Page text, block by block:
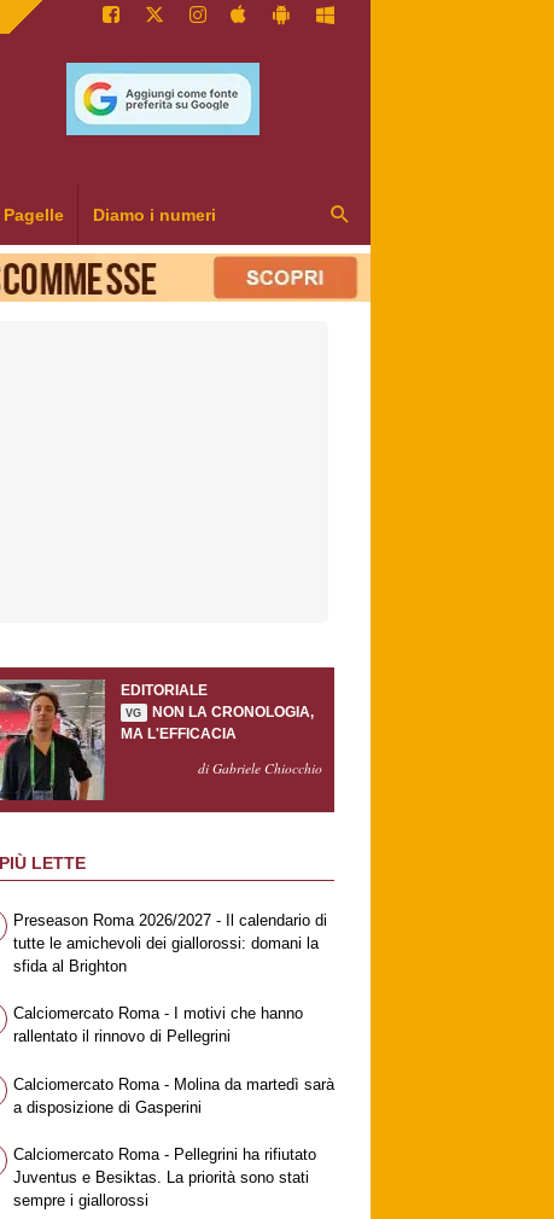
Pagelle Diamo i numeri
EDITORIALE
VG
NON LA CRONOLOGIA,
MA L'EFFICACIA
di Gabriele Chiocchio
LETTE
Preseason Roma 2026/2027 - Il calendario di
tutte le amichevoli dei giallorossi: domani la
sfida al Brighton
Calciomercato Roma - I motivi che hanno
rallentato il rinnovo di Pellegrini
Calciomercato Roma - Molina da martedì sarà
a disposizione di Gasperini
Calciomercato Roma - Pellegrini ha rifiutato
Juventus e Besiktas. La priorità sono stati
sempre i giallorossi